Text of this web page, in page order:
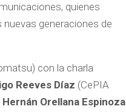
quienes
generaciones de
con la charla
Reeves Díaz (CePIA
Hernán Orellana Espinoza